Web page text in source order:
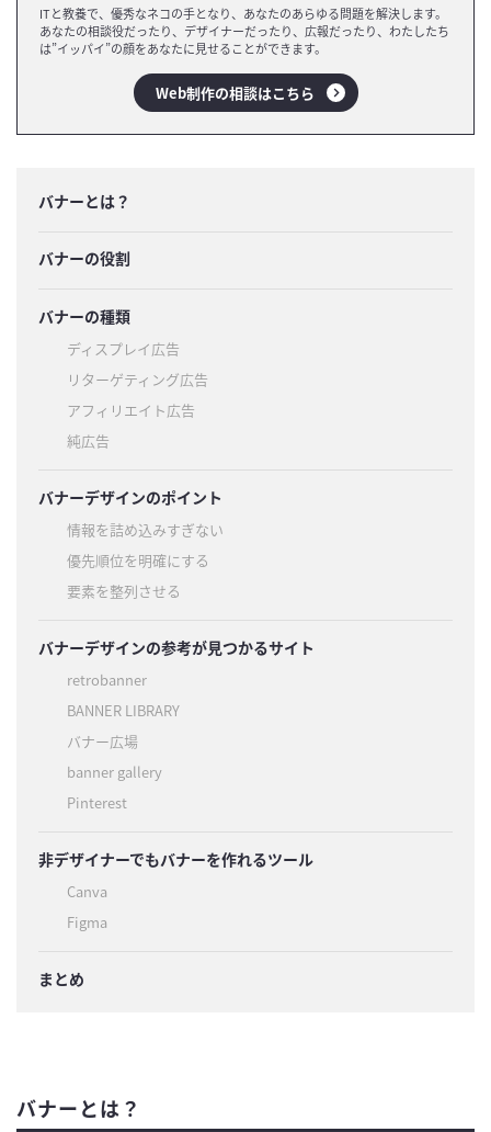
ITと教養で、優秀なネコの手となり、あなたのあらゆる問題を解決します。
あなたの相談役だったり、デザイナーだったり、広報だったり、わたしたち
は”イッパイ”の顔をあなたに見せることができます。
Web制作の相談はこちら
バナーとは？
バナーの役割
バナーの種類
ディスプレイ広告
リターゲティング広告
アフィリエイト広告
純広告
バナーデザインのポイント
情報を詰め込みすぎない
優先順位を明確にする
要素を整列させる
バナーデザインの参考が見つかるサイト
retrobanner
BANNER LIBRARY
バナー広場
banner gallery
Pinterest
非デザイナーでもバナーを作れるツール
Canva
Figma
まとめ
バナーとは？